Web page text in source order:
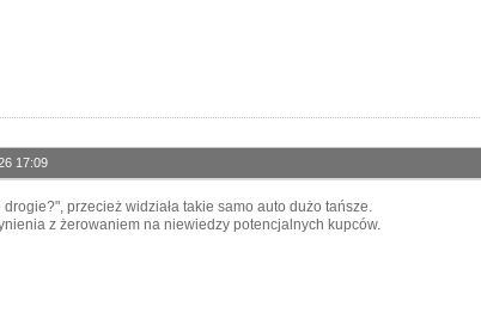
17:09
przecież widziała takie samo auto dużo tańsze.
z żerowaniem na niewiedzy potencjalnych kupców.